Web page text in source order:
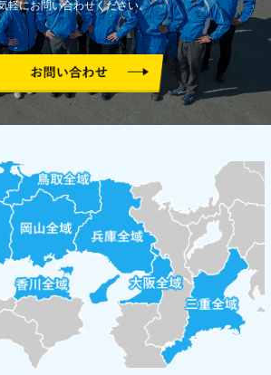
軽にお問い合わせください。